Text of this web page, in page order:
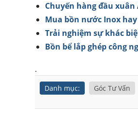
Chuyến hàng đầu
Mua bồn nước Inox
Trải nghiệm sự khác
Bồn bể lắp ghép công
.
Danh mục: Góc Tư Vấn